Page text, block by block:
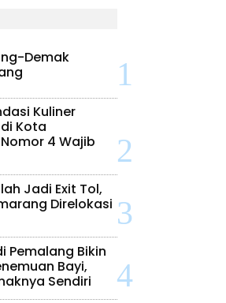
Demak
Kuliner
Kota
4 Wajib
Jadi Exit Tol,
Direlokasi
Pemalang Bikin
Bayi,
Sendiri